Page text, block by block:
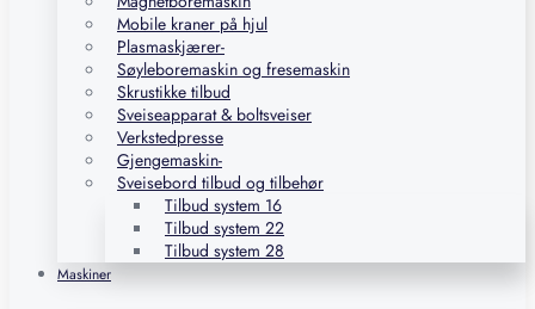
Mobile kraner på hjul
Plasmaskjærer-
Søyleboremaskin og fresemaskin
Skrustikke tilbud
Sveiseapparat & boltsveiser
Verkstedpresse
Gjengemaskin-
Sveisebord tilbud og tilbehør
Tilbud system 16
Tilbud system 22
Tilbud system 28
Maskiner